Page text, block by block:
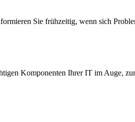
Sie frühzeitig, wenn sich
Komponenten Ihrer IT im Auge,